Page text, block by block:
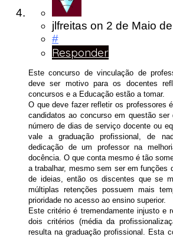
jlfreitas on 2 de Maio
#
Responder
Este concurso de vinculação de
deve ser motivo para os docentes
concursos e a Educação estão a tomar.
O que deve fazer refletir os professores
candidatos ao concurso em questão ser
número de dias de serviço docente ou
vale a graduação profissional, de
dedicação de um professor na
docência. O que conta mesmo é tão
a trabalhar, mesmo sem ser em funções
de ideias, então os discentes que se
múltiplas retenções possuem mais
prioridade no acesso ao ensino superior.
Este critério é tremendamente injusto e
dois critérios (média da
resulta na graduação profissional. Esta